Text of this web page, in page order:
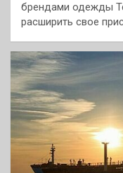
брендами одежды
расширить свое